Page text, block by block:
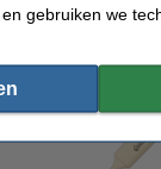
artikel ook besteld
gebruiken we